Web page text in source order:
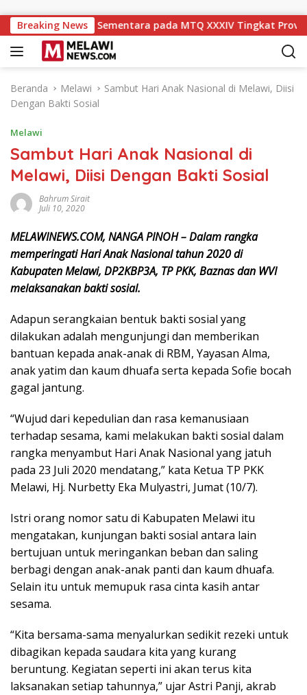
Breaking News
ke-11 Sementara pada MTQ XXXIV Tingkat Provinsi
Beranda Melawi
Sambut Hari Anak Nasional di Melawi, Diisi
Dengan Bakti Sosial
Melawi
Sambut Hari Anak Nasional di
Melawi, Diisi Dengan Bakti Sosial
Bahrum Sirait
Juli 10, 2020
MELAWINEWS.COM, NANGA PINOH – Dalam rangka
memperingati Hari Anak Nasional tahun 2020 di
Kabupaten Melawi, DP2KBP3A, TP PKK, Baznas dan WVI
melaksanakan bakti sosial.
Adapun serangkaian bentuk bakti sosial yang
dilakukan adalah mengunjungi dan memberikan
bantuan kepada anak-anak di RBM, Yayasan Alma,
anak yatim dan kaum dhuafa serta kepada Sofie bocah
gagal jantung.
“Wujud dari kepedulian dan rasa kemanusiaan
terhadap sesama, kami melakukan bakti sosial dalam
rangka menyambut Hari Anak Nasional yang jatuh
pada 23 Juli 2020 mendatang,” kata Ketua TP PKK
Melawi, Hj. Nurbetty Eka Mulyastri, Jumat (10/7).
Istri orang nomor satu di Kabupaten Melawi itu
mengatakan, kunjungan bakti sosial antara lain
bertujuan untuk meringankan beban dan saling
berbagi dengan anak-anak panti dan kaum dhuafa.
Selain itu untuk memupuk rasa cinta kasih antar
sesama.
“Kita bersama-sama menyalurkan sedikit rezeki untuk
dibagikan kepada saudara kita yang kurang
beruntung. Kegiatan seperti ini akan terus kita
laksanakan setiap tahunnya,” ujar Astri Panji, akrab